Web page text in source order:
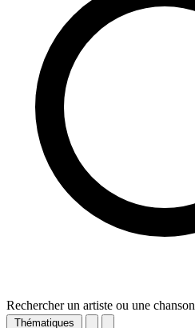
Rechercher un artiste ou une chanson
Thématiques